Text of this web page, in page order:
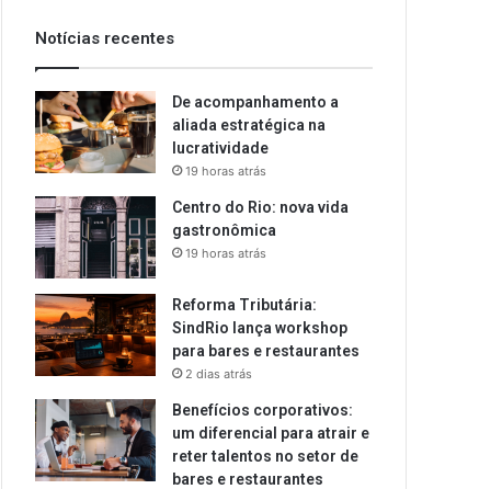
Notícias recentes
De acompanhamento a
aliada estratégica na
lucratividade
19 horas atrás
Centro do Rio: nova vida
gastronômica
19 horas atrás
Reforma Tributária:
SindRio lança workshop
para bares e restaurantes
2 dias atrás
Benefícios corporativos:
um diferencial para atrair e
reter talentos no setor de
bares e restaurantes